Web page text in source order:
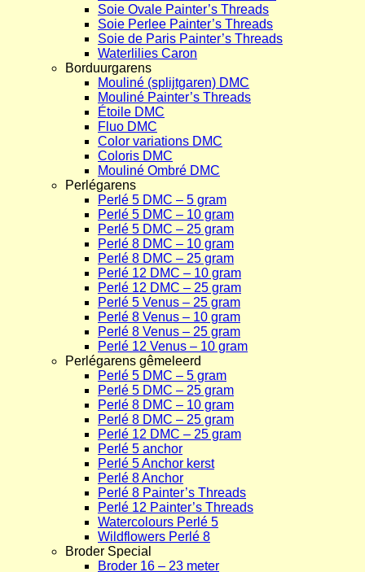
Soie Ovale Painter’s Threads
Soie Perlee Painter’s Threads
Soie de Paris Painter’s Threads
Waterlilies Caron
Borduurgarens
Mouliné (splijtgaren) DMC
Mouliné Painter’s Threads
Étoile DMC
Fluo DMC
Color variations DMC
Coloris DMC
Mouliné Ombré DMC
Perlégarens
Perlé 5 DMC – 5 gram
Perlé 5 DMC – 10 gram
Perlé 5 DMC – 25 gram
Perlé 8 DMC – 10 gram
Perlé 8 DMC – 25 gram
Perlé 12 DMC – 10 gram
Perlé 12 DMC – 25 gram
Perlé 5 Venus – 25 gram
Perlé 8 Venus – 10 gram
Perlé 8 Venus – 25 gram
Perlé 12 Venus – 10 gram
Perlégarens gêmeleerd
Perlé 5 DMC – 5 gram
Perlé 5 DMC – 25 gram
Perlé 8 DMC – 10 gram
Perlé 8 DMC – 25 gram
Perlé 12 DMC – 25 gram
Perlé 5 anchor
Perlé 5 Anchor kerst
Perlé 8 Anchor
Perlé 8 Painter’s Threads
Perlé 12 Painter’s Threads
Watercolours Perlé 5
Wildflowers Perlé 8
Broder Special
Broder 16 – 23 meter